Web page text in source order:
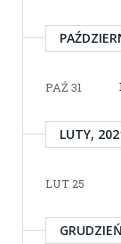
PAŹ 31
LUTY,
LUT 25